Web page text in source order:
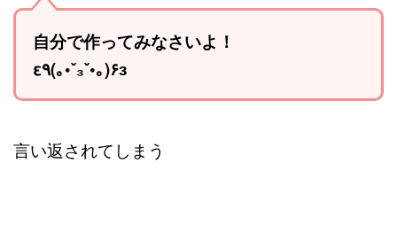
自分で作ってみなさいよ！
ε٩(｡•ˇ₃ˇ•｡)۶з
言い返されてしまう